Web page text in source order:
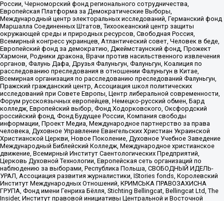
России, Черноморский фонд регионального сотрудничества,
Европейская Платформа за Демократические Выборы,
Международный центр электоральных исследований, Германский фонд
Маршалла Соединенных Штатов, Тихоокеанский центр защиты
окружающей среды и природных ресурсов, Свободная Россия,
Всемирный конгресс украинцев, Атлантический совет, Человек в беде,
Европейский фонд за демократию, Джеймстаунский фонд, Прожект
Хармони, Родники дракона, Врачи против насильственного извлечения
органов, Фалунь Дафа, Друзья Фалуньгун, Фалуньгун, Коалиция по
расследованию преследования в отношении Фалуньгун в Китае,
Всемирная организация по расследованию преследований Фалуньгун,
Пражский гражданский центр, Ассоциация школ политических
исследований при Совете Европы, Центр либеральной современности,
Форум русскоязычных европейцев, Немецко-русский обмен, Бард
колледж, Европейский выбор, Фонд Ходорковского, Оксфордский
российский фонд, Фонд Будущее России, Компания свободы
информации, Проект Медиа, Международное партнерство за права
человека, Духовное Управление Евангельских Христиан Украинской
Христианской Церкви, Новое Поколение, Духовное Учебное Заведение
Международный Библейский Колледж, Международное христианское
движение, Всемирный Институт Саентологических Предприятий,
Церковь Духовной Технологии, Европейская сеть организаций по
наблюдению за выборами, Республика Польша, СВОБОДНЫЙ ИДЕЛЬ-
УРАЛ, Ассоциация развития журналистики, IStories fonds, Королевский
Институт Международных Отношений, КРИМСЬКА ПРАВОЗАХИСНА
ГРУПА, Фонд имени Генриха Бёлля, Stichting Bellingcat, Bellingcat Ltd, The
Insider, Институт правовой инициативы Центральной и Восточной